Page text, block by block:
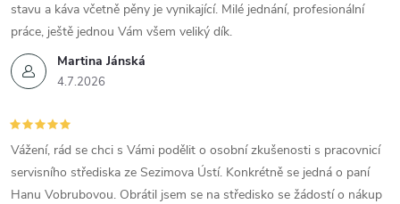
Martina Jánská
4.7.2026
stavu a káva včetně pěny je vynikající. Milé jednání, profesionální
práce, ještě jednou Vám všem veliký dík.
Vážení, rád se chci s Vámi podělit o osobní zkušenosti s pracovnicí
servisního střediska ze Sezimova Ústí. Konkrétně se jedná o paní
Hanu Vobrubovou. Obrátil jsem se na středisko se žádostí o nákup